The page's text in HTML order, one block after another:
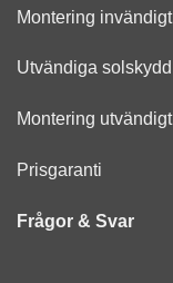
Montering invändigt
Utvändiga solskydd
Montering utvändigt
Prisgaranti
Frågor & Svar